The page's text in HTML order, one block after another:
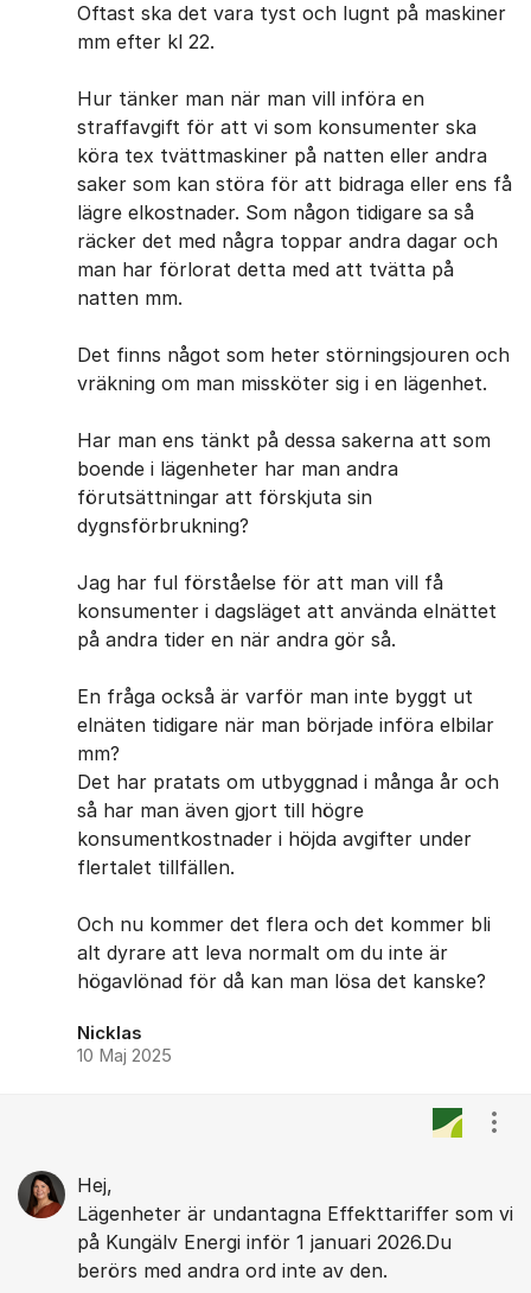
Oftast ska det vara tyst och lugnt på maskiner
mm efter kl 22.
Hur tänker man när man vill införa en
straffavgift för att vi som konsumenter ska
köra tex tvättmaskiner på natten eller andra
saker som kan störa för att bidraga eller ens få
lägre elkostnader. Som någon tidigare sa så
räcker det med några toppar andra dagar och
man har förlorat detta med att tvätta på
natten mm.
Det finns något som heter störningsjouren och
vräkning om man missköter sig i en lägenhet.
Har man ens tänkt på dessa sakerna att som
boende i lägenheter har man andra
förutsättningar att förskjuta sin
dygnsförbrukning?
Jag har ful förståelse för att man vill få
konsumenter i dagsläget att använda elnättet
på andra tider en när andra gör så.
En fråga också är varför man inte byggt ut
elnäten tidigare när man började införa elbilar
mm?
Det har pratats om utbyggnad i många år och
så har man även gjort till högre
konsumentkostnader i höjda avgifter under
flertalet tillfällen.
Och nu kommer det flera och det kommer bli
alt dyrare att leva normalt om du inte är
högavlönad för då kan man lösa det kanske?
Nicklas
10 Maj 2025
Hej,
Lägenheter är undantagna Effekttariffer som vi
på Kungälv Energi inför 1 januari 2026.Du
berörs med andra ord inte av den.